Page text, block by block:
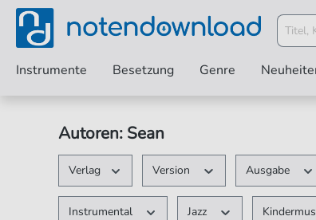
Instrumente Besetzung Genre
Autoren: Sean
Verlag Version Ausgabe
Instrumental Jazz